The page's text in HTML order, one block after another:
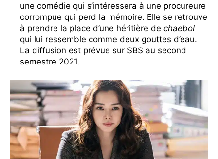
une comédie qui s’intéressera à une procureure
corrompue qui perd la mémoire. Elle se retrouve
à prendre la place d’une héritière de chaebol
qui lui ressemble comme deux gouttes d’eau.
La diffusion est prévue sur SBS au second
semestre 2021.